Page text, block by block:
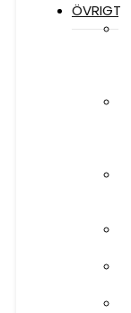
ÖVRIGT